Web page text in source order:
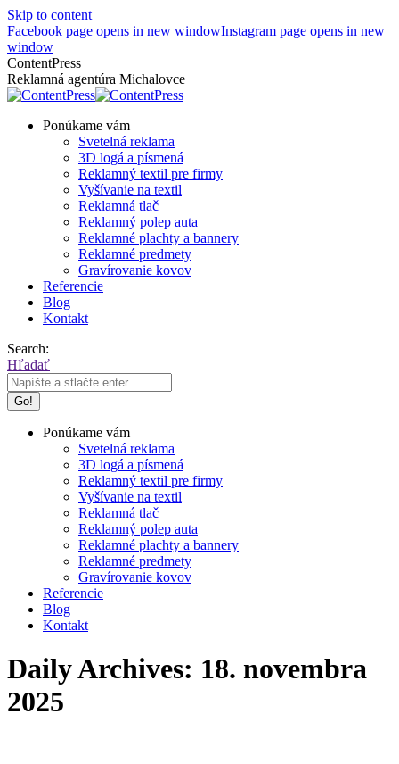
Skip to content
Facebook page opens in new windowInstagram page opens in new
window
ContentPress
Reklamná agentúra Michalovce
Ponúkame vám
Svetelná reklama
3D logá a písmená
Reklamný textil pre firmy
Vyšívanie na textil
Reklamná tlač
Reklamný polep auta
Reklamné plachty a bannery
Reklamné predmety
Gravírovanie kovov
Referencie
Blog
Kontakt
Search:
Hľadať
Ponúkame vám
Svetelná reklama
3D logá a písmená
Reklamný textil pre firmy
Vyšívanie na textil
Reklamná tlač
Reklamný polep auta
Reklamné plachty a bannery
Reklamné predmety
Gravírovanie kovov
Referencie
Blog
Kontakt
Daily Archives: 18. novembra
2025